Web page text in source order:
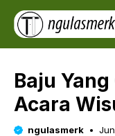
Skip
content
Baju
Acara
ngulasmerk